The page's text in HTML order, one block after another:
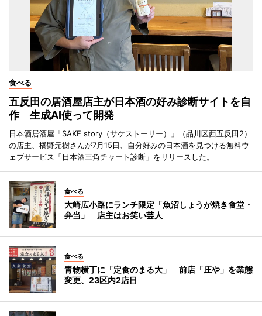
食べる
五反田の居酒屋店主が日本酒の好み診断サイトを自
作 生成AI使って開発
日本酒居酒屋「SAKE story（サケストーリー）」（品川区西五反田2）
の店主、橋野元樹さんが7月15日、自分好みの日本酒を見つける無料ウ
ェブサービス「日本酒三角チャート診断」をリリースした。
食べる
大崎広小路にランチ限定「魚沼しょうが焼き食堂・
弁当」 店主はお笑い芸人
食べる
青物横丁に「定食のまる大」 前店「庄や」を業態
変更、23区内2店目